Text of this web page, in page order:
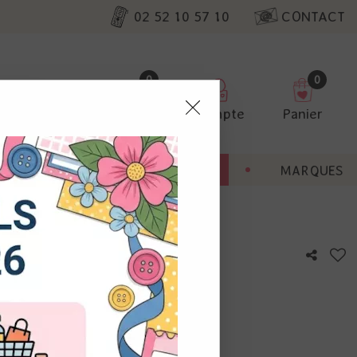
02 52 10 57 10 CONTACT
0
Compte
0
Panier
BONNES AFFAIRES MARQUES
avis !
nos
non
Vous
à droite